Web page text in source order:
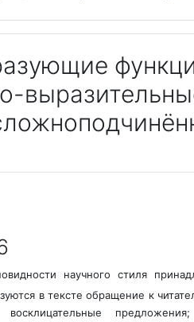
научного стиля
в тексте обращение к
восклицательные